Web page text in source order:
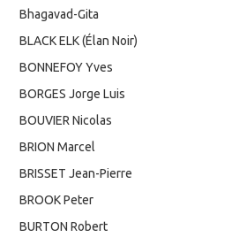
Bhagavad-Gita
BLACK ELK (Élan Noir)
BONNEFOY Yves
BORGES Jorge Luis
BOUVIER Nicolas
BRION Marcel
BRISSET Jean-Pierre
BROOK Peter
BURTON Robert